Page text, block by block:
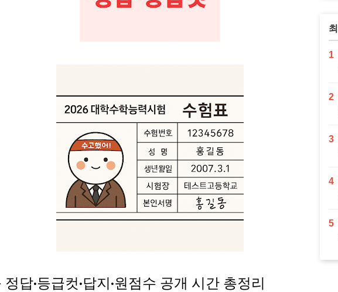
답·등급컷·답지·원점수 공개 시간 총정리
1
2
3
4
5